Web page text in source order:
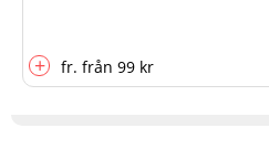
+ fr. från 99 kr